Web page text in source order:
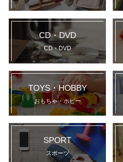
CD・DVD
CD・DVD
TOYS・HOBBY
おもちゃ・ホビー
SPORT
スポーツ